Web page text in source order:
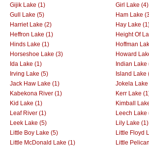
Gijik Lake (1)
Girl Lake (4)
Gull Lake (5)
Ham Lake
Harriet Lake (2)
Hay Lake
Heffron Lake (1)
Height Of
Hinds Lake (1)
Hoffman
Horseshoe Lake (3)
Howard
Ida Lake (1)
Indian Lake
Irving Lake (5)
Island Lake
Jack Haw Lake (1)
Jokela Lake
Kabekona River (1)
Kerr Lake
Kid Lake (1)
Kimball
Leaf River (1)
Leech Lake
Leek Lake (5)
Lily Lake (1)
Little Boy Lake (5)
Little Floyd
Little McDonald Lake (1)
Little